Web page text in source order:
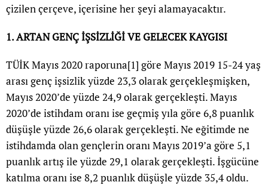
çizilen çerçeve, içerisine her şeyi alamayacaktır.
1. ARTAN GENÇ İŞSİZLİĞİ VE GELECEK KAYGISI
TÜİK Mayıs 2020 raporuna[1] göre Mayıs 2019 15-24 yaş
arası genç işsizlik yüzde 23,3 olarak gerçekleşmişken,
Mayıs 2020’de yüzde 24,9 olarak gerçekleşti. Mayıs
2020’de istihdam oranı ise geçmiş yıla göre 6,8 puanlık
düşüşle yüzde 26,6 olarak gerçekleşti. Ne eğitimde ne
istihdamda olan gençlerin oranı Mayıs 2019’a göre 5,1
puanlık artış ile yüzde 29,1 olarak gerçekleşti. İşgücüne
katılma oranı ise 8,2 puanlık düşüşle yüzde 35,4 oldu.